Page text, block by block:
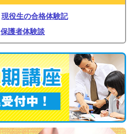
現役生の合格体験記
保護者体験談